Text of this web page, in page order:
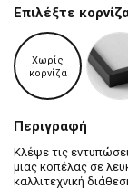
Επιλέξτε
Χωρίς
κορνίζα
Περιγραφή
Κλέψε τις
μιας κοπέλας σε
καλλιτεχνική